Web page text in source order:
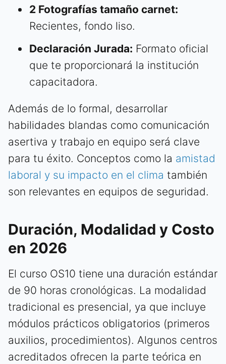
2 Fotografías tamaño carnet:
Recientes, fondo liso.
Declaración Jurada: Formato oficial
que te proporcionará la institución
capacitadora.
Además de lo formal, desarrollar
habilidades blandas como comunicación
asertiva y trabajo en equipo será clave
para tu éxito. Conceptos como la amistad
laboral y su impacto en el clima también
son relevantes en equipos de seguridad.
Duración, Modalidad y Costo
en 2026
El curso OS10 tiene una duración estándar
de 90 horas cronológicas. La modalidad
tradicional es presencial, ya que incluye
módulos prácticos obligatorios (primeros
auxilios, procedimientos). Algunos centros
acreditados ofrecen la parte teórica en